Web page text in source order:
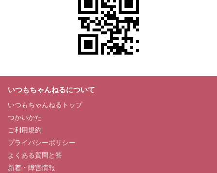
いつもちゃんねるについて
いつもちゃんねるトップ
つかいかた
ご利用規約
プライバシーポリシー
よくある質問と答
新着・障害情報